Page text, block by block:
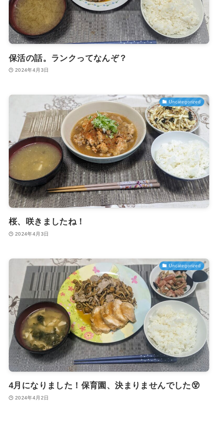
保活の話。ランクってなんぞ？
2024年4月3日
Uncategorized
桜、咲きましたね！
2024年4月3日
Uncategorized
4月になりました！保育園、決まりませんでした😵
2024年4月2日